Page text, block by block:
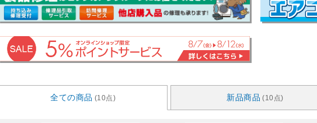
全ての商品 (10点) 新品商品 (10点)